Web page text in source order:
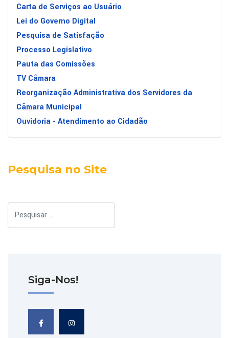
Carta de Serviços ao Usuário
Lei do Governo Digital
Pesquisa de Satisfação
Processo Legislativo
Pauta das Comissões
TV Câmara
Reorganização Administrativa dos Servidores da
Câmara Municipal
Ouvidoria - Atendimento ao Cidadão
Pesquisa no Site
Siga-Nos!